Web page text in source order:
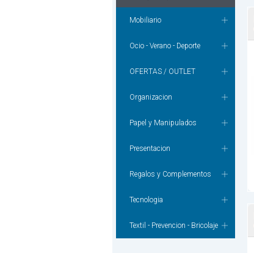
Mobiliario
Ocio - Verano - Deporte
OFERTAS / OUTLET
Organizacion
Papel y Manipulados
Presentacion
Regalos y Complementos
Tecnologia
Textil - Prevencion - Bricolaje